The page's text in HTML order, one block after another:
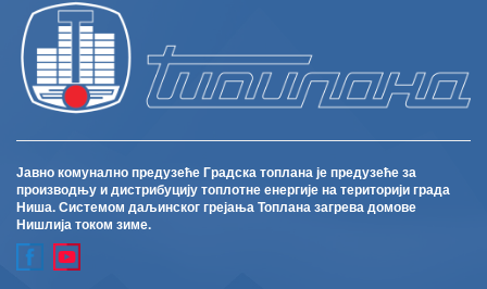
Јавно комунално предузеће Градска топлана је предузеће за
производњу и дистрибуцију топлотне енергије на територији града
Ниша. Системом даљинског грејања Топлана загрева домове
Нишлија током зиме.